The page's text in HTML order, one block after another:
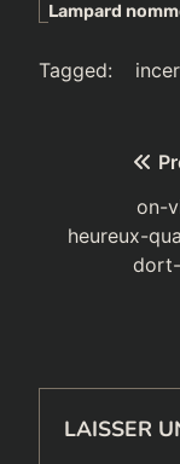
Lampard
Munich qui
être respectés
Tagged:
l’article
on-
heureux-
LAISSER